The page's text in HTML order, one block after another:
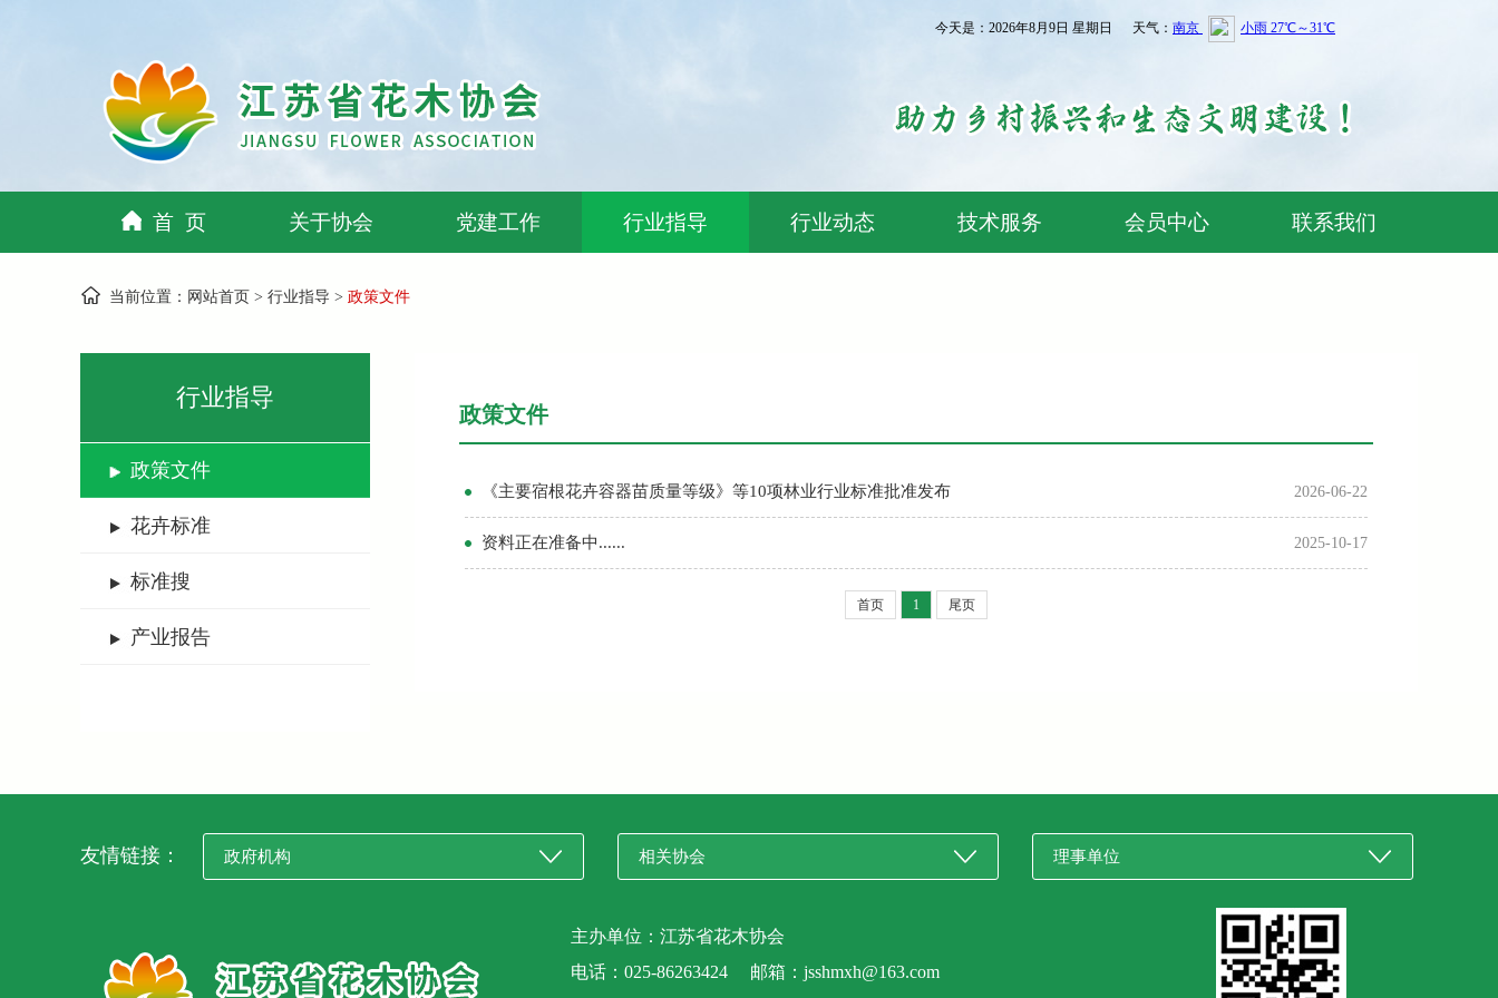
今天是：2026年8月9日 星期日 天气：
首 页 关于协会 党建工作 行业指导 行业动态 技术服务 会员中心 联系我们
当前位置： 网站首页 > 行业指导 > 政策文件
行业指导
政策文件
花卉标准
标准搜
产业报告
政策文件
《主要宿根花卉容器苗质量等级》等10项林业行业标准批准发布 2026-06-22
资料正在准备中...... 2025-10-17
首页 1 尾页
友情链接：
主办单位：江苏省花木协会
电话：025-86263424 邮箱：jsshmxh@163.com